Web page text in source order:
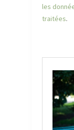
les
traitées.